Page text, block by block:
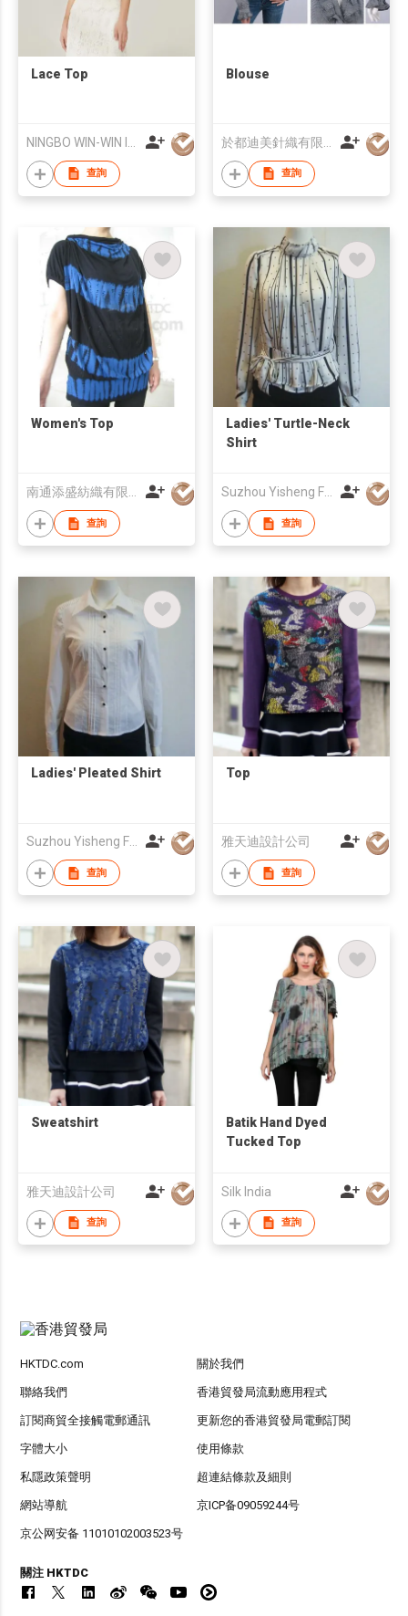
Lace Top
查詢
Blouse
查詢
Women's Top
查詢
Ladies' Turtle-Neck
Shirt
Suzhou Yisheng Fashion Co Ltd
查詢
Ladies' Pleated Shirt
Suzhou Yisheng Fashion Co Ltd
查詢
Top
雅天迪設計公司
查詢
Sweatshirt
雅天迪設計公司
查詢
Batik Hand Dyed
Tucked Top
Silk India
查詢
HKTDC.com 關於我們
聯絡我們 香港貿發局流動應用程式
訂閱商貿全接觸電郵通訊 更新您的香港貿發局電郵訂閱
字體大小 使用條款
私隱政策聲明 超連結條款及細則
網站導航 京ICP备09059244号
京公网安备 11010102003523号
關注 HKTDC